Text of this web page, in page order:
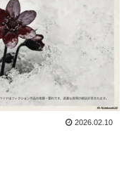
2026.02.10